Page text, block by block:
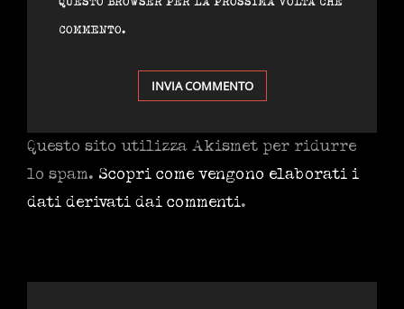
COMMENTO.
Questo sito utilizza Akismet per ridurre
lo spam. Scopri come vengono elaborati i
dati derivati dai commenti.